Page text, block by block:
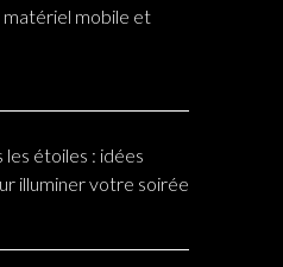
matériel mobile et
les étoiles : idées
illuminer votre soirée